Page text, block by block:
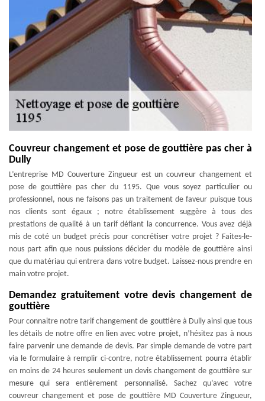
Couvreur changement et pose de gouttière pas cher à
Dully
L’entreprise MD Couverture Zingueur est un couvreur changement et
pose de gouttière pas cher du 1195. Que vous soyez particulier ou
professionnel, nous ne faisons pas un traitement de faveur puisque tous
nos clients sont égaux ; notre établissement suggère à tous des
prestations de qualité à un tarif défiant la concurrence. Vous avez déjà
mis de coté un budget précis pour concrétiser votre projet ? Faites-le-
nous part afin que nous puissions décider du modèle de gouttière ainsi
que du matériau qui entrera dans votre budget. Laissez-nous prendre en
main votre projet.
Demandez gratuitement votre devis changement de
gouttière
Pour connaitre notre tarif changement de gouttière à Dully ainsi que tous
les détails de notre offre en lien avec votre projet, n’hésitez pas à nous
faire parvenir une demande de devis. Par simple demande de votre part
via le formulaire à remplir ci-contre, notre établissement pourra établir
en moins de 24 heures seulement un devis changement de gouttière sur
mesure qui sera entièrement personnalisé. Sachez qu’avec votre
couvreur changement et pose de gouttière MD Couverture Zingueur,